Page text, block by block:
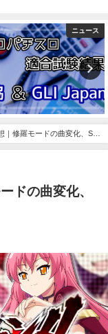
ニュース
｜修羅モードの曲変化、SR
ドの曲変化、